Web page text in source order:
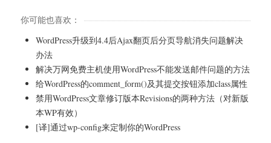
你可能也喜欢：
WordPress升级到4.4后Ajax翻页后分页导航消失问题解决
办法
解决万网免费主机使用WordPress不能发送邮件问题的方法
给WordPress的comment_form()及其提交按钮添加class属性
禁用WordPress文章修订版本Revisions的两种方法（对新版
本WP有效）
[译]通过wp-config来定制你的WordPress